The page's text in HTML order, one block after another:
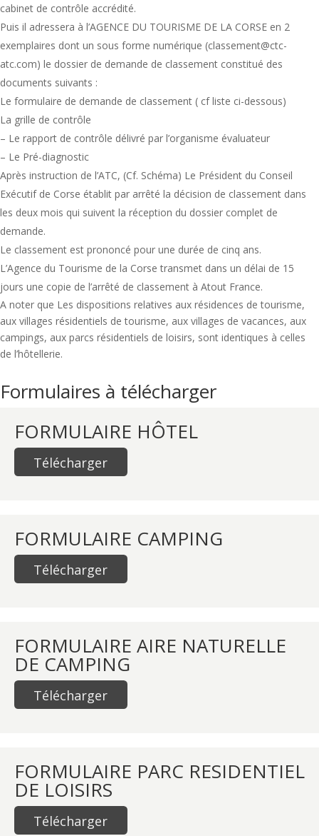
cabinet de contrôle accrédité.
Puis il adressera à l’AGENCE DU TOURISME DE LA CORSE en 2
exemplaires dont un sous forme numérique (classement@ctc-
atc.com) le dossier de demande de classement constitué des
documents suivants :
Le formulaire de demande de classement ( cf liste ci-dessous)
La grille de contrôle
– Le rapport de contrôle délivré par l’organisme évaluateur
– Le Pré-diagnostic
Après instruction de l’ATC, (Cf. Schéma) Le Président du Conseil
Exécutif de Corse établit par arrêté la décision de classement dans
les deux mois qui suivent la réception du dossier complet de
demande.
Le classement est prononcé pour une durée de cinq ans.
L’Agence du Tourisme de la Corse transmet dans un délai de 15
jours une copie de l’arrêté de classement à Atout France.
A noter que Les dispositions relatives aux résidences de tourisme,
aux villages résidentiels de tourisme, aux villages de vacances, aux
campings, aux parcs résidentiels de loisirs, sont identiques à celles
de l’hôtellerie.
Formulaires à télécharger
FORMULAIRE HÔTEL
Télécharger
FORMULAIRE CAMPING
Télécharger
FORMULAIRE AIRE NATURELLE
DE CAMPING
Télécharger
FORMULAIRE PARC RESIDENTIEL
DE LOISIRS
Télécharger